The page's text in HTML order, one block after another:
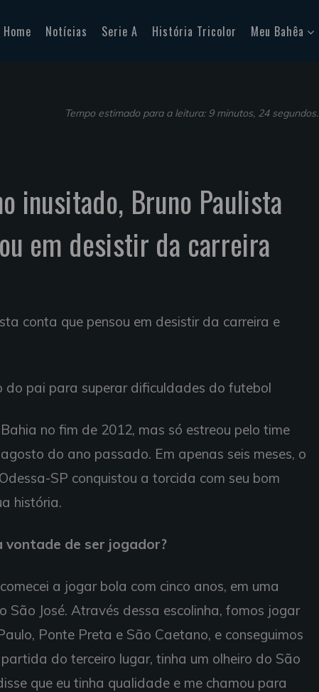
Home Notícias Serie A História Tricolor Meu Bahêa
Tempo estimado para a leitura: 9 minutos, 24 segundos.
inusitado, Bruno Paulista
em desistir da carreira
conta que pensou em desistir da carreira e
do pai para superar dificuldades do futebol
no fim de 2012, mas só estreou pelo time
do ano passado. Em apenas seis meses, o
SP conquistou a torcida com seu bom
história.
vontade de ser jogador?
a jogar bola com cinco anos, em uma
São José. Através dessa escolinha, fomos jogar
Ponte Preta e São Caetano, e conseguimos
do terceiro lugar, tinha um olheiro do São
que eu tinha qualidade e me chamou para